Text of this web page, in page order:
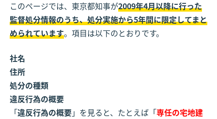
このページでは、東京都知事が2009年4月以降に行った
監督処分情報のうち、処分実施から5年間に限定してまと
められています。項目は以下のとおりです。
社名
住所
処分の種類
違反行為の概要
「違反行為の概要」を見ると、たとえば「専任の宅地建